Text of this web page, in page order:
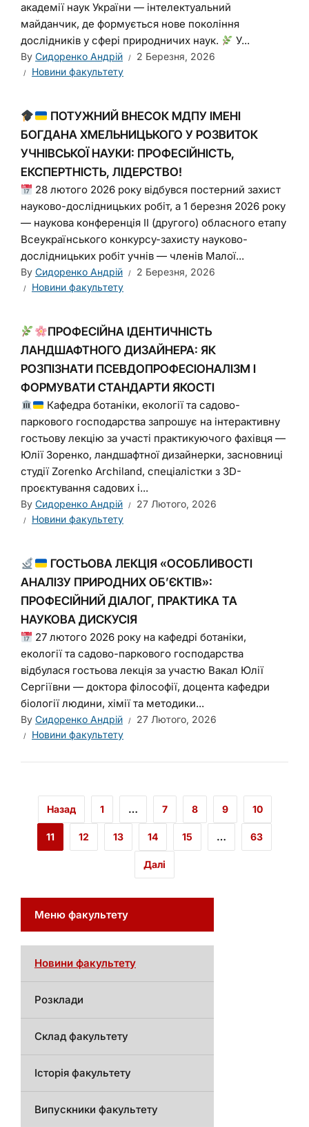
академії наук України — інтелектуальний
майданчик, де формується нове покоління
дослідників у сфері природничих наук.
У...
By Сидоренко Андрій
2 Березня, 2026
Новини факультету
ПОТУЖНИЙ ВНЕСОК МДПУ ІМЕНІ
БОГДАНА ХМЕЛЬНИЦЬКОГО У РОЗВИТОК
УЧНІВСЬКОЇ НАУКИ: ПРОФЕСІЙНІСТЬ,
ЕКСПЕРТНІСТЬ, ЛІДЕРСТВО!
28 лютого 2026 року відбувся постерний захист
науково-дослідницьких робіт, а 1 березня 2026 року
— наукова конференція ІІ (другого) обласного етапу
Всеукраїнського конкурсу-захисту науково-
дослідницьких робіт учнів — членів Малої...
By Сидоренко Андрій
2 Березня, 2026
Новини факультету
ПРОФЕСІЙНА ІДЕНТИЧНІСТЬ
ЛАНДШАФТНОГО ДИЗАЙНЕРА: ЯК
РОЗПІЗНАТИ ПСЕВДОПРОФЕСІОНАЛІЗМ І
ФОРМУВАТИ СТАНДАРТИ ЯКОСТІ
Кафедра ботаніки, екології та садово-
паркового господарства запрошує на інтерактивну
гостьову лекцію за участі практикуючого фахівця —
Юлії Зоренко, ландшафтної дизайнерки, засновниці
студії Zorenko Archiland, спеціалістки з 3D-
проєктування садових і...
By Сидоренко Андрій
27 Лютого, 2026
Новини факультету
ГОСТЬОВА ЛЕКЦІЯ «ОСОБЛИВОСТІ
АНАЛІЗУ ПРИРОДНИХ ОБ’ЄКТІВ»:
ПРОФЕСІЙНИЙ ДІАЛОГ, ПРАКТИКА ТА
НАУКОВА ДИСКУСІЯ
27 лютого 2026 року на кафедрі ботаніки,
екології та садово-паркового господарства
відбулася гостьова лекція за участю Вакал Юлії
Сергіївни — доктора філософії, доцента кафедри
біології людини, хімії та методики...
By Сидоренко Андрій
27 Лютого, 2026
Новини факультету
Назад 1 … 7 8 9 10
11 12 13 14 15 … 63
Далі
Меню факультету
Новини факультету
Розклади
Склад факультету
Історія факультету
Випускники факультету